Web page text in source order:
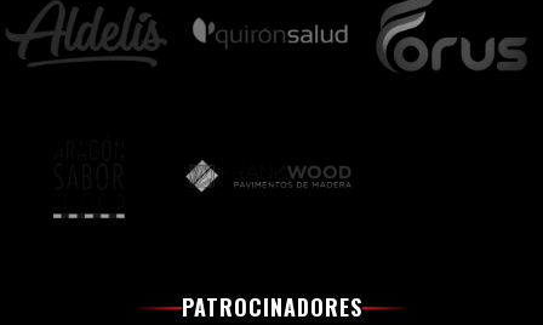
PATROCINADORES